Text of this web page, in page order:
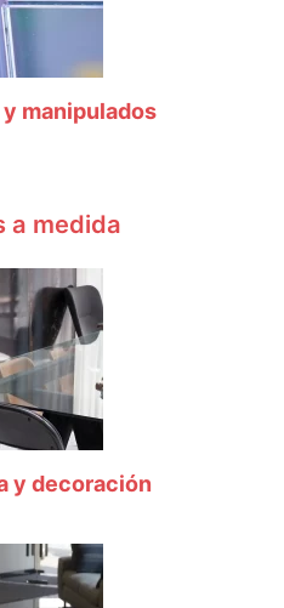
manipulados
a medida
y decoración